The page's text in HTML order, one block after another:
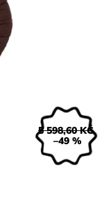
5 598,60 KČ
–49 %